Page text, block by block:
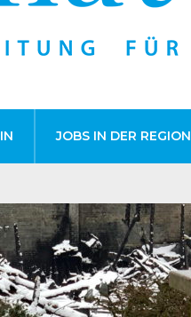
JOBS IN DER REGION